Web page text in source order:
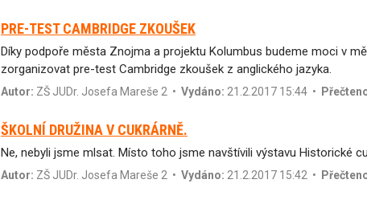
PRE-TEST CAMBRIDGE ZKOUŠEK
Díky podpoře města Znojma a projektu Kolumbus budeme moci v
zorganizovat pre-test Cambridge zkoušek z anglického jazyka.
Autor: ZŠ JUDr. Josefa Mareše 2 • Vydáno: 21.2.2017 15:44 •
ŠKOLNÍ DRUŽINA V CUKRÁRNĚ.
Ne, nebyli jsme mlsat. Místo toho jsme navštívili výstavu Historické
Autor: ZŠ JUDr. Josefa Mareše 2 • Vydáno: 21.2.2017 15:42 •